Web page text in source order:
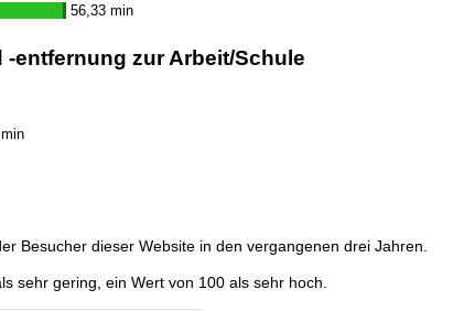
56,33 min
entfernung zur Arbeit/Schule
Besucher dieser Website in den vergangenen drei Jahren.
sehr gering, ein Wert von 100 als sehr hoch.